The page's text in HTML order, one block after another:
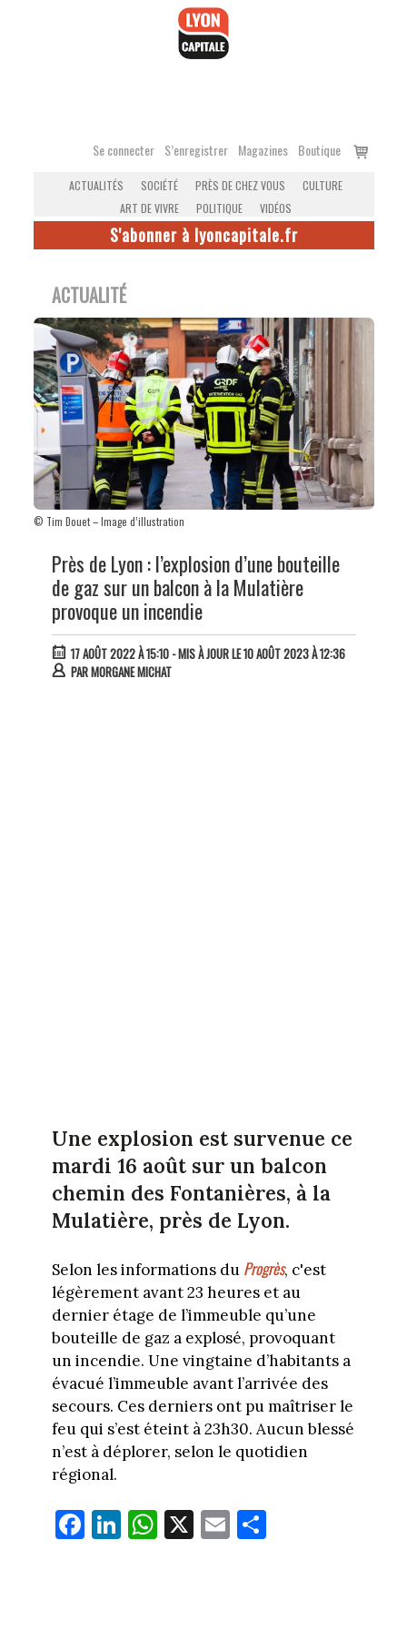
Se connecter S’enregistrer Magazines Boutique
Voir
ACTUALITÉS SOCIÉTÉ PRÈS DE CHEZ VOUS
CULTURE
ART DE VIVRE
POLITIQUE VIDÉOS
S'abonner à lyoncapitale.fr
ACTUALITÉ
© Tim Douet – Image d’illustration
Près de Lyon : l’explosion d’une bouteille
de gaz sur un balcon à la Mulatière
provoque un incendie
17 AOÛT 2022 À 15:10- MIS À JOUR LE 10 AOÛT 2023 À 12:36
PARMORGANE MICHAT
Une explosion est survenue ce
mardi 16 août sur un balcon
chemin des Fontanières, à la
Mulatière, près de Lyon.
Selon les informations du Progrès, c'est
légèrement avant 23 heures et au
dernier étage de l’immeuble qu’une
bouteille de gaz a explosé, provoquant
un incendie. Une vingtaine d’habitants a
évacué l’immeuble avant l’arrivée des
secours. Ces derniers ont pu maîtriser le
feu qui s’est éteint à 23h30. Aucun blessé
n’est à déplorer, selon le quotidien
régional.
Fa
ce
Li
nk
W
ha
X E
m
Pa